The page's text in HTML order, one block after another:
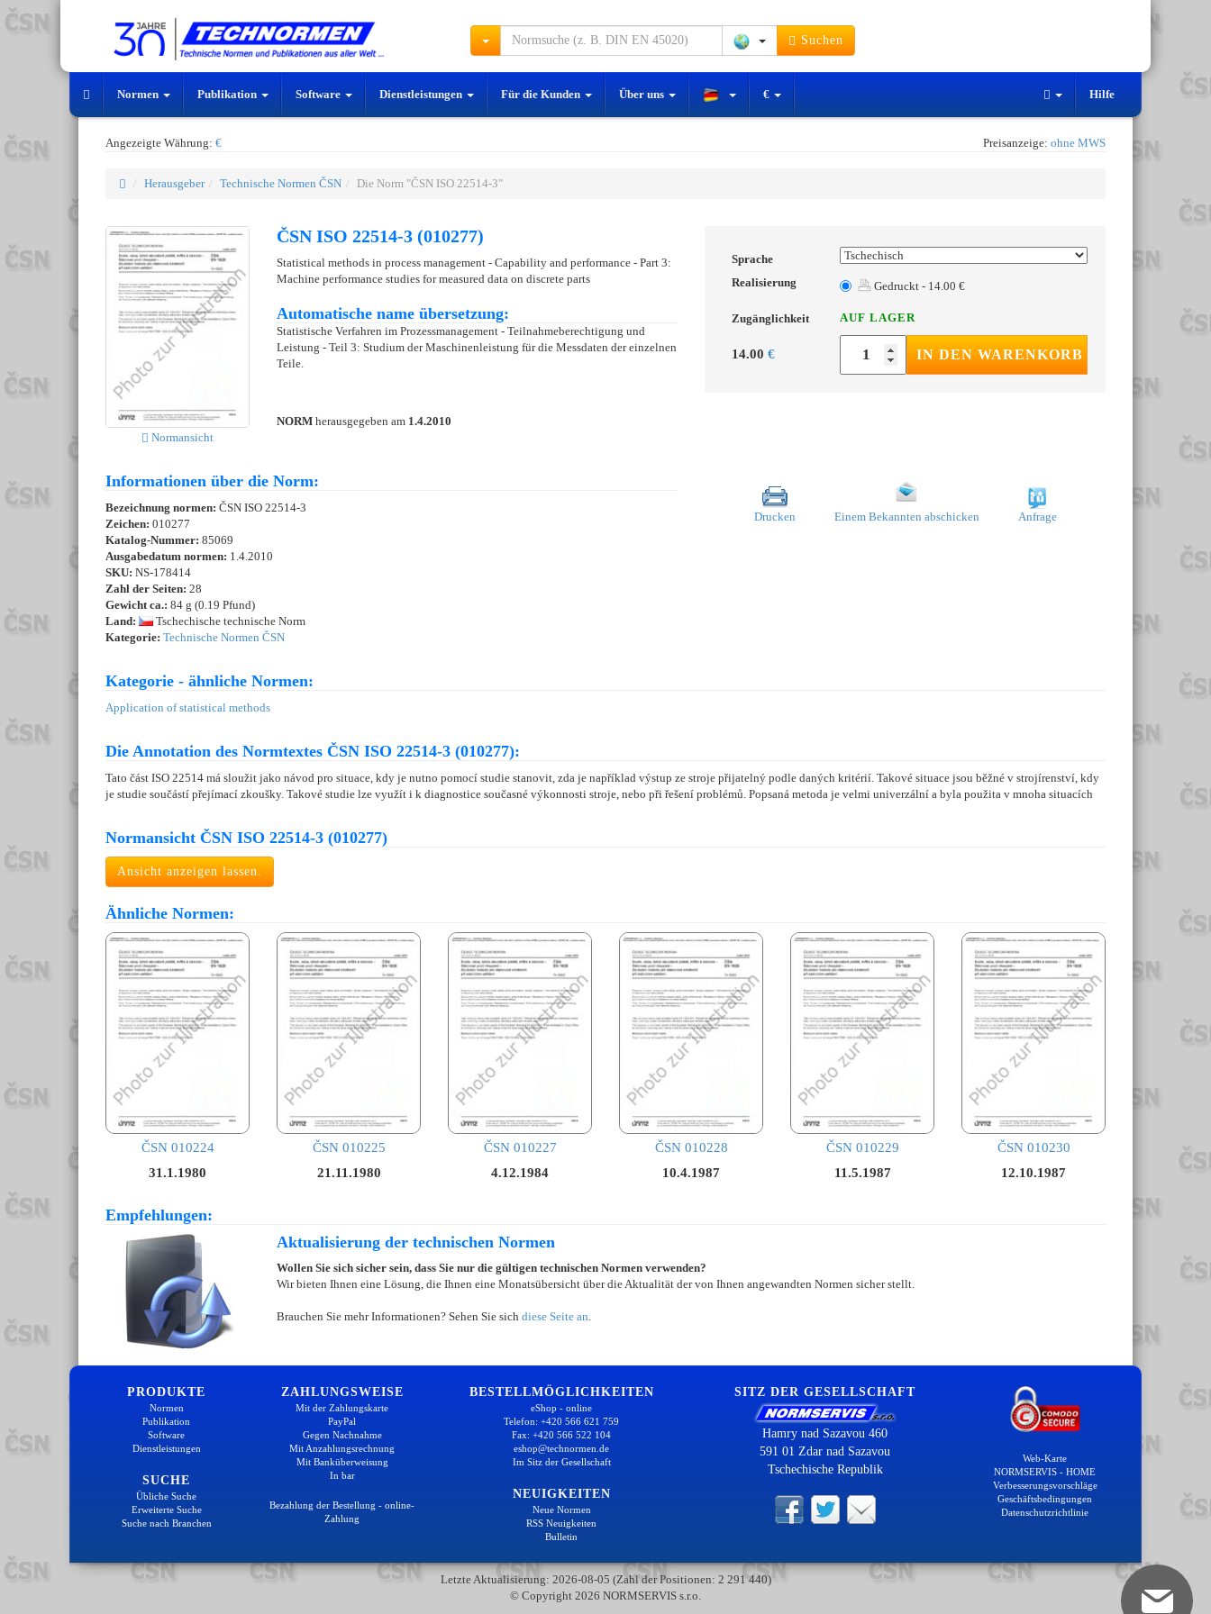
Suchen
Normen Publikation Software Dienstleistungen Für die Kunden Über uns € Hilfe
Angezeigte Währung: € Preisanzeige: ohne MWS
Herausgeber Technische Normen ČSN Die Norm "ČSN ISO 22514-3"
Normansicht
ČSN ISO 22514-3 (010277)
Statistical methods in process management - Capability and performance - Part 3:
Machine performance studies for measured data on discrete parts
Automatische name übersetzung:
Statistische Verfahren im Prozessmanagement - Teilnahmeberechtigung und
Leistung - Teil 3: Studium der Maschinenleistung für die Messdaten der einzelnen
Teile.
NORM herausgegeben am 1.4.2010
Sprache
Realisierung
Gedruckt - 14.00 €
Zugänglichkeit AUF LAGER
14.00 € IN DEN WARENKORB
Informationen über die Norm:
Bezeichnung normen: ČSN ISO 22514-3
Zeichen: 010277
Katalog-Nummer: 85069
Ausgabedatum normen: 1.4.2010
SKU: NS-178414
Zahl der Seiten: 28
Gewicht ca.: 84 g (0.19 Pfund)
Land:
Tschechische technische Norm
Kategorie: Technische Normen ČSN
Drucken Einem Bekannten abschicken Anfrage
Kategorie - ähnliche Normen:
Application of statistical methods
Die Annotation des Normtextes ČSN ISO 22514-3 (010277):
Tato část ISO 22514 má sloužit jako návod pro situace, kdy je nutno pomocí studie stanovit, zda je například výstup ze stroje přijatelný podle daných kritérií. Takové situace jsou běžné v strojírenství, kdy
je studie součástí přejímací zkoušky. Takové studie lze využít i k diagnostice současné výkonnosti stroje, nebo při řešení problémů. Popsaná metoda je velmi univerzální a byla použita v mnoha situacích
Normansicht ČSN ISO 22514-3 (010277)
Ansicht anzeigen lassen.
Ähnliche Normen:
ČSN 010224
31.1.1980
ČSN 010225
21.11.1980
ČSN 010227
4.12.1984
ČSN 010228
10.4.1987
ČSN 010229
11.5.1987
ČSN 010230
12.10.1987
Empfehlungen:
Aktualisierung der technischen Normen
Wollen Sie sich sicher sein, dass Sie nur die gültigen technischen Normen verwenden?
Wir bieten Ihnen eine Lösung, die Ihnen eine Monatsübersicht über die Aktualität der von Ihnen angewandten Normen sicher stellt.
Brauchen Sie mehr Informationen? Sehen Sie sich diese Seite an.
PRODUKTE
Normen
Publikation
Software
Dienstleistungen
SUCHE
Übliche Suche
Erweiterte Suche
Suche nach Branchen
ZAHLUNGSWEISE
Mit der Zahlungskarte
PayPal
Gegen Nachnahme
Mit Anzahlungsrechnung
Mit Banküberweisung
In bar
Bezahlung der Bestellung - online-
Zahlung
BESTELLMÖGLICHKEITEN
eShop - online
Telefon: +420 566 621 759
Fax: +420 566 522 104
eshop@technormen.de
Im Sitz der Gesellschaft
NEUIGKEITEN
Neue Normen
RSS Neuigkeiten
Bulletin
SITZ DER GESELLSCHAFT
Hamry nad Sazavou 460
591 01 Zdar nad Sazavou
Tschechische Republik
Web-Karte
NORMSERVIS - HOME
Verbesserungsvorschläge
Geschäftsbedingungen
Datenschutzrichtlinie
Letzte Aktualisierung: 2026-08-05 (Zahl der Positionen: 2 291 440)
© Copyright 2026 NORMSERVIS s.r.o.